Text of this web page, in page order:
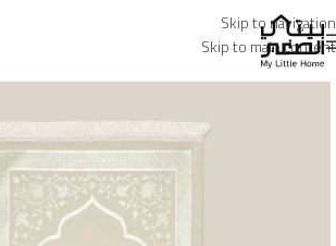
Skip to navigation
Skip to main content